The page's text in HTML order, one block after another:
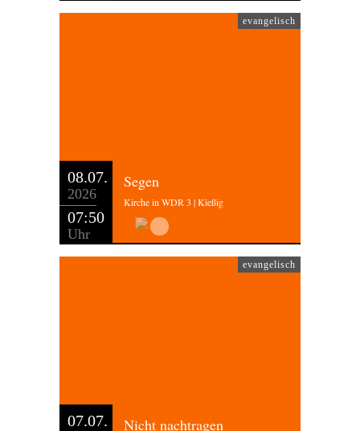
evangelisch
08.07.
2026
07:50
Uhr
Segen
Kirche in WDR 3 | Kießig
evangelisch
07.07. Nicht nachtragen